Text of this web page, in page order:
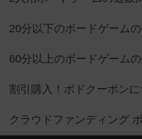
20分以下のボードゲーム
60分以上のボードゲーム
割引購入！ボドクーポンに
クラウドファンディング